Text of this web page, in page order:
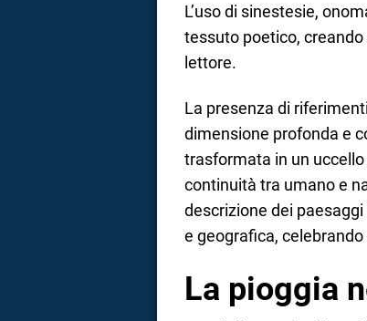
L’uso di sinestesie,
tessuto poetico,
lettore.
La presenza di
dimensione profonda e
trasformata in un
continuità tra umano e
descrizione dei
e geografica,
La pioggia